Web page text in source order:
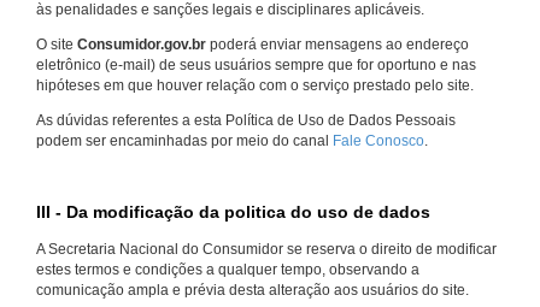
às penalidades e sanções legais e disciplinares aplicáveis.
O site Consumidor.gov.br poderá enviar mensagens ao endereço
eletrônico (e-mail) de seus usuários sempre que for oportuno e nas
hipóteses em que houver relação com o serviço prestado pelo site.
As dúvidas referentes a esta Política de Uso de Dados Pessoais
podem ser encaminhadas por meio do canal Fale Conosco.
III - Da modificação da politica do uso de dados
A Secretaria Nacional do Consumidor se reserva o direito de modificar
estes termos e condições a qualquer tempo, observando a
comunicação ampla e prévia desta alteração aos usuários do site.